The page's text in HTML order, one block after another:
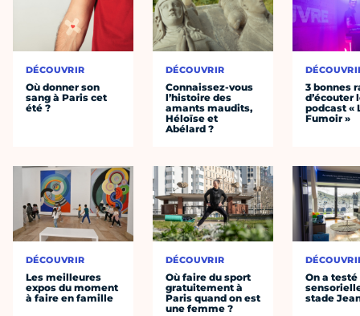
DÉCOUVRIR
Où donner son
sang à Paris cet
été ?
DÉCOUVRIR
Les meilleures
expos du moment
à faire en famille
DÉCOUVRIR
Connaissez-vous
l’histoire des
amants maudits,
Héloïse et
Abélard ?
DÉCOUVRIR
Où faire du sport
gratuitement à
Paris quand on est
une femme ?
3 bonnes
d’écouter
podcast «
Fumoir »
On a
stade